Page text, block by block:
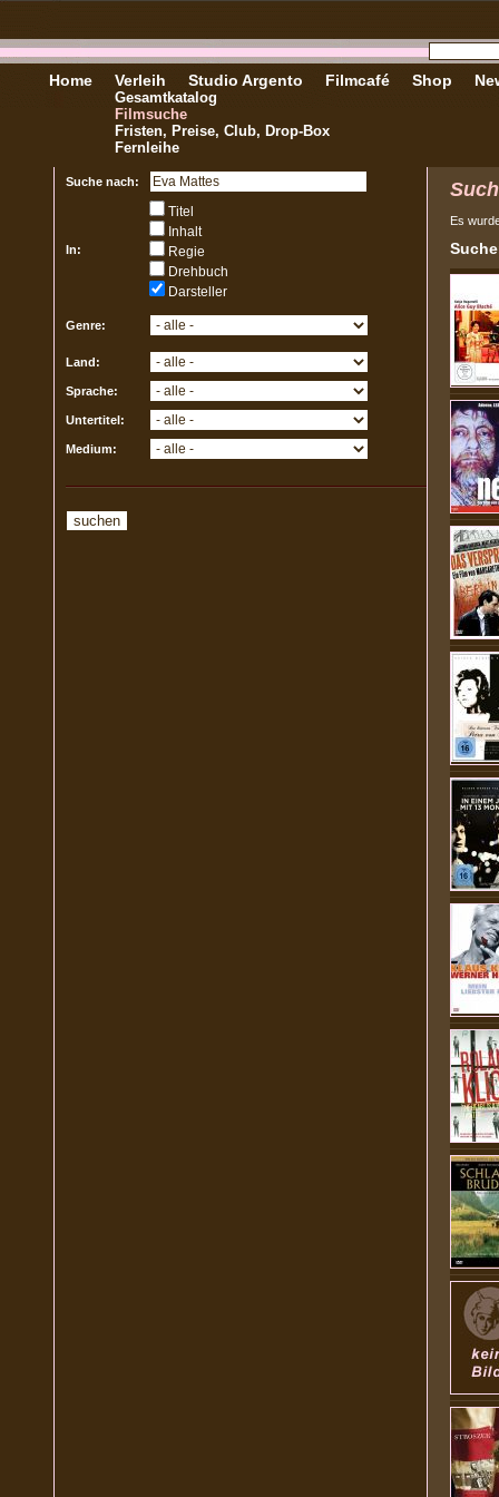
Home Verleih
Gesamtkatalog
Filmsuche
Fristen, Preise, Club, Drop-Box
Fernleihe
Studio Argento Filmcafé Shop
Suche nach:
In:
Titel
Inhalt
Regie
Drehbuch
Darsteller
Genre:
Land:
Sprache:
Untertitel:
Medium:
Es